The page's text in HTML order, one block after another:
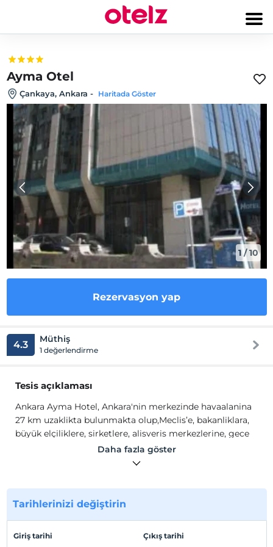
Ayma Otel
Çankaya, Ankara - Haritada Göster
1 /10
Rezervasyon yap
4.3 Müthiş
1 değerlendirme
Tesis açıklaması
Ankara Ayma Hotel, Ankara'nin merkezinde havaalanina
27 km uzaklikta bulunmakta olup,Meclis’e, bakanliklara,
büyük elçiliklere, sirketlere, alisveris merkezlerine, gece
kulüplerine, cafe ve restoranlara, bankalara,
üniversitelere, hastanelere, metro istasyonuna yakinligi
degerli konuklarimizla bulusmak için hizmete girmistir.
Amacimiz, en iyi ve kaliteli hizmeti siz degerli
konuklarimizin begenisine sunarak, her zaman sizleri
aramizda görmek ve sizlere evinizde oldugunuz
Daha fazla göster
Tarihlerinizi değiştirin
Giriş tarihi Çıkış tarihi